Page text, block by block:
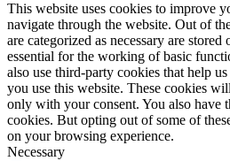
This website uses cookies to improve
navigate through the website. Out of
are categorized as necessary are
essential for the working of basic
also use third-party cookies that help
you use this website. These cookies
only with your consent. You also have
cookies. But opting out of some of
on your browsing experience.
Necessary